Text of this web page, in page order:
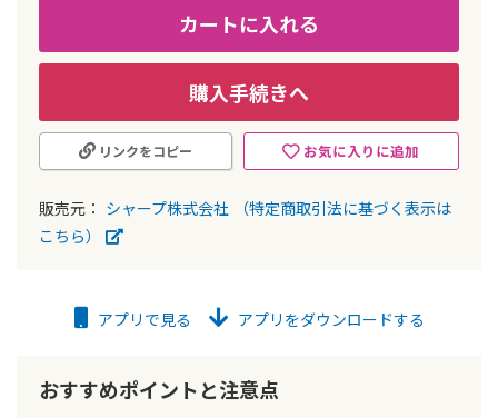
カートに入れる
購入手続きへ
お気に入りに追加
リンクをコピー
販売元： シャープ株式会社
（特定商取引法に基づく表示は
こちら）
アプリで見る アプリをダウンロードする
おすすめポイントと注意点